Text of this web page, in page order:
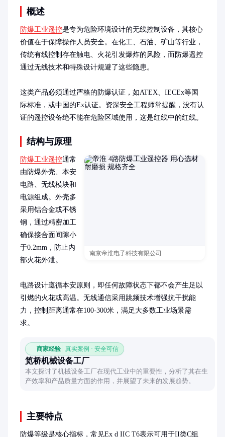
概述
防爆工业遥控是专为危险环境设计的无线控制设备，其核心
价值在于保障操作人员安全。在化工、石油、矿山等行业，
传统有线控制存在触电、火花引发爆炸的风险，而防爆遥控
通过无线技术和特殊设计规避了这些隐患。
这类产品必须通过严格的防爆认证，如ATEX、IECEx等国
际标准，或中国的Ex认证。资深安全工程师常提醒，没有认
证的遥控设备绝不能在危险区域使用，这是红线中的红线。
结构与原理
南京帝淮电子科技有限公司
防爆工业遥控通常
由防爆外壳、本安
电路、无线模块和
电源组成。外壳多
采用铝合金或不锈
钢，通过精密加工
确保接合面间隙小
于0.2mm，防止内
部火花外泄。
电路设计遵循本安原则，即任何故障状态下都不会产生足以
引燃的火花或高温。无线通信采用跳频技术增强抗干扰能
力，控制距离通常在100-300米，满足大多数工业场景需
求。
商家经验 真实案例 · 安全可信
笕桥机械设备工厂
本文探讨了机械设备工厂在现代工业中的重要性，分析了其在生
产效率和产品质量方面的作用，并展望了未来的发展趋势。
主要特点
防爆等级是核心指标，常见Ex d IIC T6表示可用于II类C组